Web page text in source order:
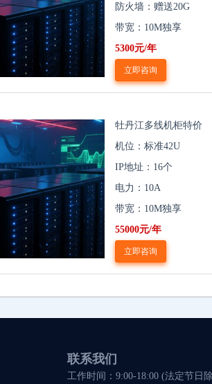
防火墙：赠送20G
带宽：10M独享
5300元/年
立即咨询
牡丹江多线机柜特价
机位：标准42U
IP地址：16个
电力：10A
带宽：10M独享
55000元/年
立即咨询
联系我们
工作时间：9:00-18:00 (法定节日